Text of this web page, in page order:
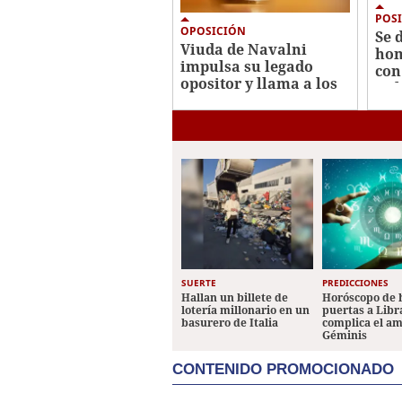
OPOSICIÓN
Viuda de Navalni
impulsa su legado
opositor y llama a los
Se
SUERTE
Hallan un billete de
lotería millonario en un
basurero de Italia
PREDICCIONES
Horóscopo de
puertas a
complica el
Géminis
CONTENIDO PROMOCIONADO